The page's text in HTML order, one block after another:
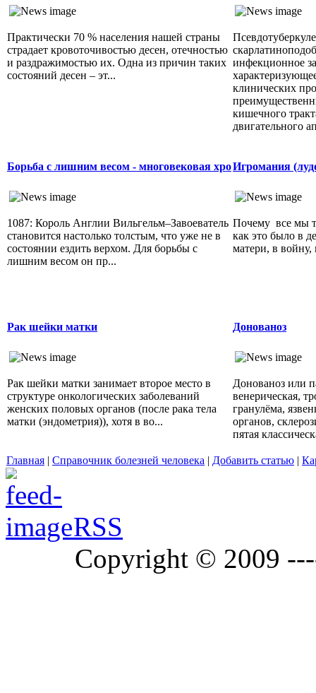
Практически 70 % населения нашей страны
страдает кровоточивостью десен, отечностью
и раздражимостью их. Одна из причин таких
состояний десен – эт...
инфекционное
клинических
кишечного
двигательного
Борьба с лишним весом - многовековая хро
1087: Король Англии Вильгельм–Завоеватель
становится настолько толстым, что уже не в
состоянии ездить верхом. Для борьбы с
лишним весом он пр...
Игромания
Почему все мы
как это было в
матери, в войну,
Рак шейки матки
Рак шейки матки занимает второе место в
структуре онкологических заболеваний
женских половых органов (после рака тела
матки (эндометрия)), хотя в во...
Донованоз
Донованоз или
венерическая,
гранулёма,
органов,
пятая
Главная | Справочник болезней человека | Добавить статью |
RSS
Copyright © 2009